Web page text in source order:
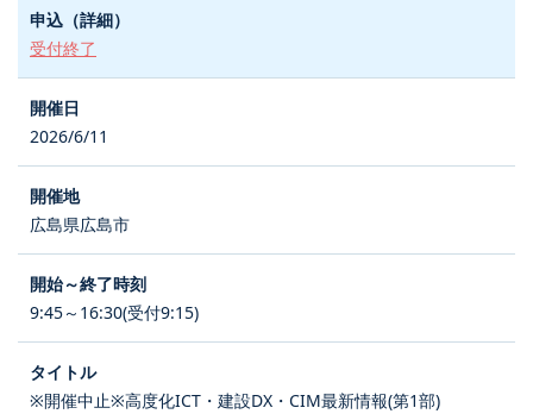
受付終了
2026/6/11
広島県広島市
9:45～16:30(受付9:15)
※開催中止※高度化ICT・建設DX・CIM最新情報(第1部)